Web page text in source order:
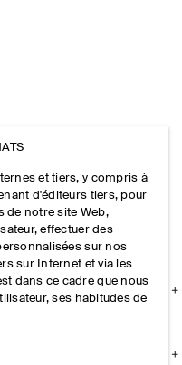
et tiers, y compris à
d'éditeurs tiers, pour
de notre site Web,
effectuer des
sur nos
sur Internet et via les
dans ce cadre que nous
ses habitudes de